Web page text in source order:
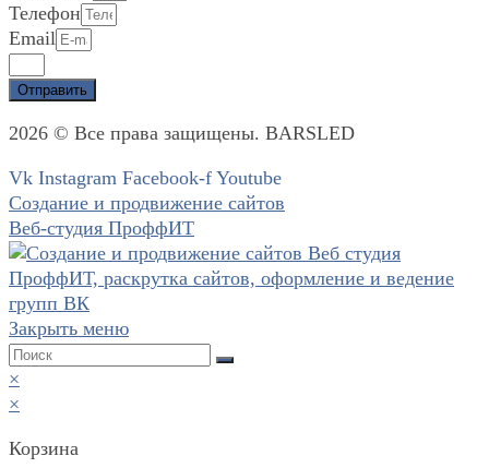
Телефон
Email
Отправить
2026 © Все права защищены. BARSLED
Vk Instagram Facebook-f Youtube
Создание и продвижение сайтов
Веб-студия ПроффИТ
Закрыть меню
×
×
Корзина